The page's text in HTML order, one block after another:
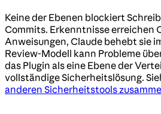
Keine der Ebenen blockiert
Commits. Erkenntnisse erreichen
Anweisungen, Claude behebt sie
Review-Modell kann Probleme
das Plugin als eine Ebene der
vollständige Sicherheitslösung.
anderen Sicherheitstools